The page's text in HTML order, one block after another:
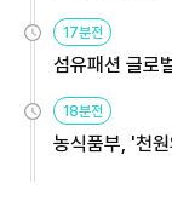
용해야
17분전
섬유패션 글로
원
18분전
농식품부, '천